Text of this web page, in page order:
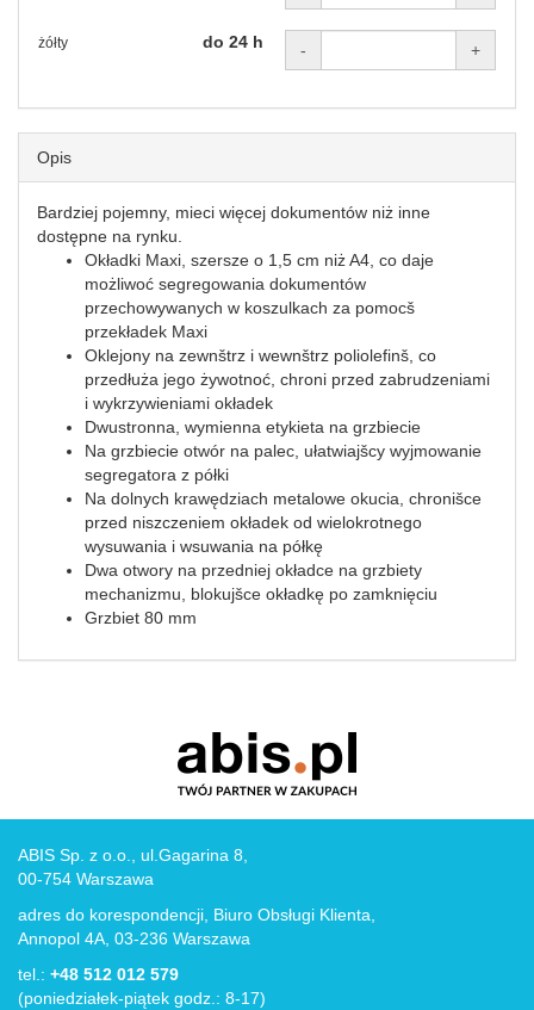
żółty do 24 h - +
Opis
Bardziej pojemny, mieci więcej dokumentów niż inne
dostępne na rynku.
Okładki Maxi, szersze o 1,5 cm niż A4, co daje
możliwoć segregowania dokumentów
przechowywanych w koszulkach za pomocš
przekładek Maxi
Oklejony na zewnštrz i wewnštrz poliolefinš, co
przedłuża jego żywotnoć, chroni przed zabrudzeniami
i wykrzywieniami okładek
Dwustronna, wymienna etykieta na grzbiecie
Na grzbiecie otwór na palec, ułatwiajšcy wyjmowanie
segregatora z półki
Na dolnych krawędziach metalowe okucia, chronišce
przed niszczeniem okładek od wielokrotnego
wysuwania i wsuwania na półkę
Dwa otwory na przedniej okładce na grzbiety
mechanizmu, blokujšce okładkę po zamknięciu
Grzbiet 80 mm
ABIS Sp. z o.o., ul.Gagarina 8,
00-754 Warszawa
adres do korespondencji, Biuro Obsługi Klienta,
Annopol 4A, 03-236 Warszawa
tel.: +48 512 012 579
(poniedziałek-piątek godz.: 8-17)